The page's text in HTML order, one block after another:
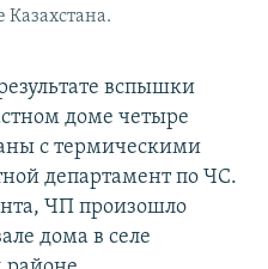
Казахстана.
вспышки
доме четыре
с термическими
департамент по ЧС.
ЧП произошло
дома в селе